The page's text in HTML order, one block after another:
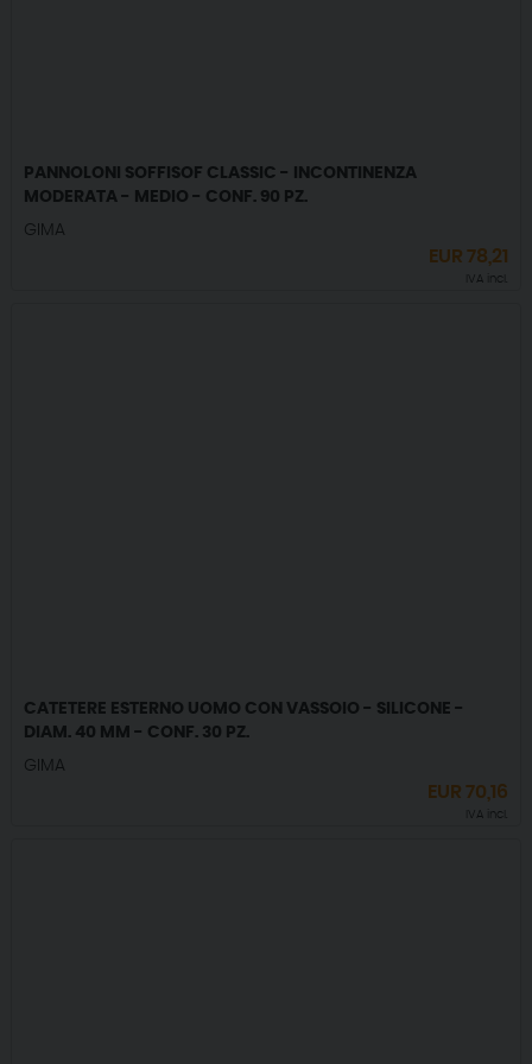
PANNOLONI SOFFISOF CLASSIC - INCONTINENZA
MODERATA - MEDIO - CONF. 90 PZ.
GIMA
EUR78,21
IVA incl.
CATETERE ESTERNO UOMO CON VASSOIO - SILICONE -
DIAM. 40 MM - CONF. 30 PZ.
GIMA
EUR70,16
IVA incl.